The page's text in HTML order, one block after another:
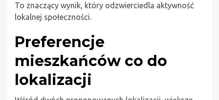
To znaczący wynik, który odzwierciedla aktywność
lokalnej społeczności.
Preferencje
mieszkańców co do
lokalizacji